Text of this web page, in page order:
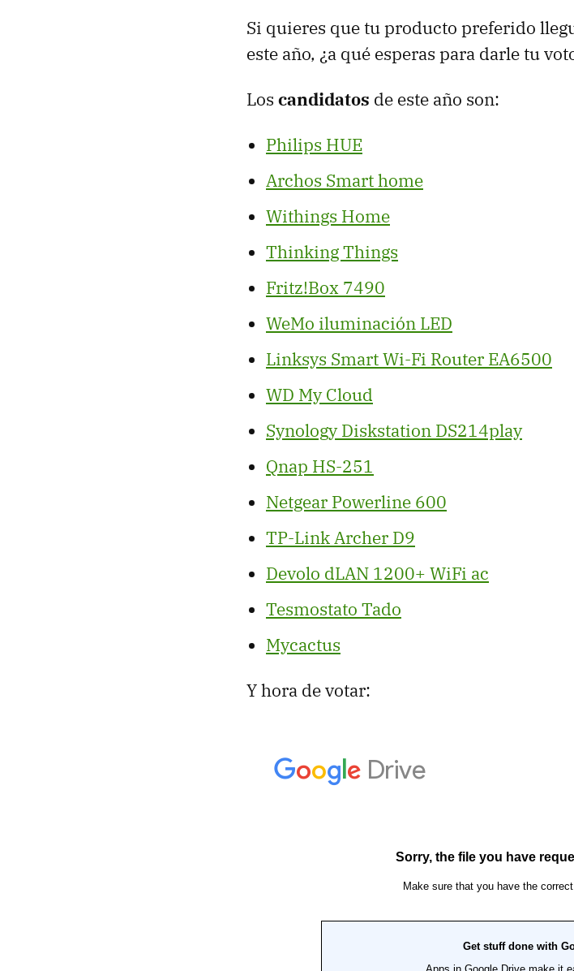
Si quieres que tu producto preferido
este año, ¿a qué esperas para darle tu
Los candidatos de este año son:
Philips HUE
Archos Smart home
Withings Home
Thinking Things
Fritz!Box 7490
WeMo iluminación LED
Linksys Smart Wi-Fi Router EA6500
WD My Cloud
Synology Diskstation DS214play
Qnap HS-251
Netgear Powerline 600
TP-Link Archer D9
Devolo dLAN 1200+ WiFi ac
Tesmostato Tado
Mycactus
Y hora de votar: